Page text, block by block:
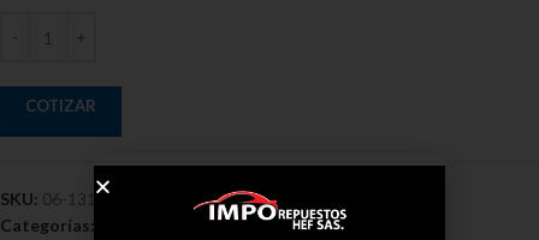
COTIZAR
SKU: 06-1313
Categorías:
Terminales - Hyundai / Kia